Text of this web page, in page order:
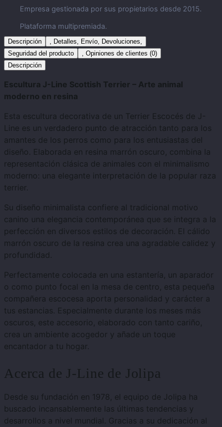
Empresa gestionada por sus propietarios desde 2015.
Plataforma multipremiada.
Descripción
, Detalles, Envío, Devoluciones,
Seguridad del producto
, Opiniones de clientes (0)
Descripción
Escultura J-Line Scottish Terrier – Arte animal
moderno en resina
Esta escultura decorativa de un Terrier Escocés de J-
Line es un verdadero punto de atracción tanto para los
amantes de los perros como para los entusiastas del
diseño. Elaborada en resina marrón oscuro, combina la
representación clásica de animales con el minimalismo
moderno: una elegante interpretación de la popular raza
terrier.
Su diseño minimalista confiere al tradicional motivo
canino una elegancia contemporánea que se integra a la
perfección en diversos estilos de decoración. El cálido
marrón oscuro de la resina crea una agradable calidez y
profundidad.
Perfectamente colocada en una estantería, un aparador
o como punto focal en la mesa de centro, esta pequeña
compañera escocesa aporta personalidad y carácter a
tus estancias. Especialmente durante los meses más
oscuros, este accesorio, elaborado con tanto cariño,
crea un ambiente acogedor y añade un toque
encantador a tu hogar.
Acerca de J-Line de Jolipa
Desde su fundación en 1978, el equipo de Jolipa ha
buscado incansablemente las últimas tendencias y
desarrollos a nivel mundial. Gracias a su dedicación al